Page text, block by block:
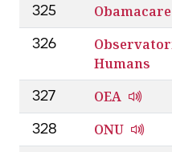
325 Obamacare
326
Humans
327 OEA
328 ONU